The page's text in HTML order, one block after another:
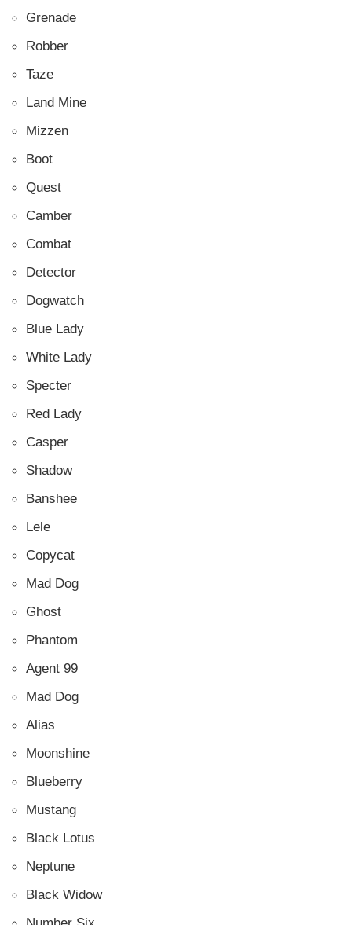
Grenade
Robber
Taze
Land Mine
Mizzen
Boot
Quest
Camber
Combat
Detector
Dogwatch
Blue Lady
White Lady
Specter
Red Lady
Casper
Shadow
Banshee
Lele
Copycat
Mad Dog
Ghost
Phantom
Agent 99
Mad Dog
Alias
Moonshine
Blueberry
Mustang
Black Lotus
Neptune
Black Widow